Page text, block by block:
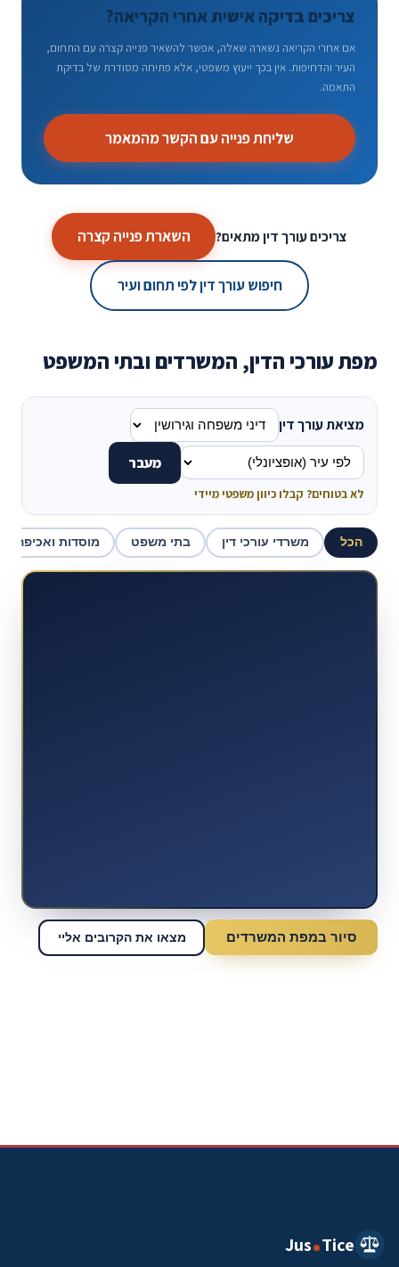
צריכים בדיקה אישית אחרי הקריאה?
אם אחרי הקריאה נשארה שאלה, אפשר להשאיר פנייה קצרה עם התחום,
העיר והדחיפות. אין בכך ייעוץ משפטי, אלא פתיחה מסודרת של בדיקת
התאמה.
שליחת פנייה עם הקשר מהמאמר
צריכים עורך דין מתאים? השארת פנייה קצרה
חיפוש עורך דין לפי תחום ועיר
מפת עורכי הדין, המשרדים ובתי המשפט
מציאת עורך דין
מעבר
לא בטוחים? קבלו כיוון משפטי מיידי
הכל משרדי עורכי דין בתי משפט מוסדות ואכיפה
סיור במפת המשרדים מצאו את הקרובים אליי
Jus Tice